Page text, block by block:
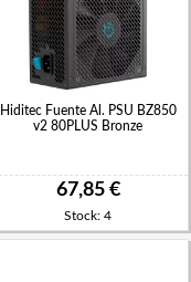
Hiditec Fuente Al. PSU BZ850
v2 80PLUS Bronze
67,85 €
Stock: 4